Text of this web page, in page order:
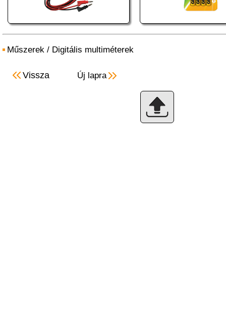
Műszerek / Digitális multiméterek
Vissza Új lapra